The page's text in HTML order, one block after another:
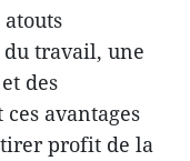
travail, une
des
avantages
profit de la